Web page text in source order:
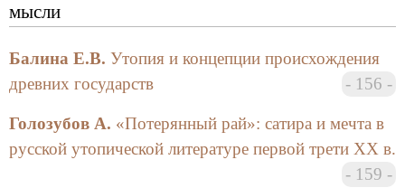
«Рай земной»: рай в утопической мысли:
Образ рая в народном утопическом
сознании;
Пасторальные идиллии и урбанистические
фантазии;
«Мы наш, мы новый мир построим…».
мысли
Балина Е.В. Утопия и концепции происхождения
древних государств
156
Голозубов А. «Потерянный рай»: сатира и мечта в
русской утопической литературе первой трети ХХ в.
159